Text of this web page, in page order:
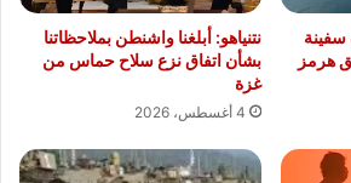
سفينة
هرمز
نتنياهو: أبلغنا واشنطن بملاحظاتنا
بشأن اتفاق نزع سلاح حماس من
غزة
4 أغسطس، 2026